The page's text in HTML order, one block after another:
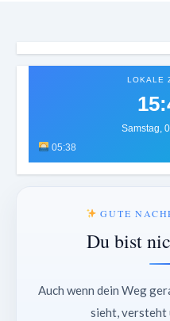
LOKALE
Samstag,
05:38
GUTE
Du bist
Auch wenn dein Weg
sieht, versteht